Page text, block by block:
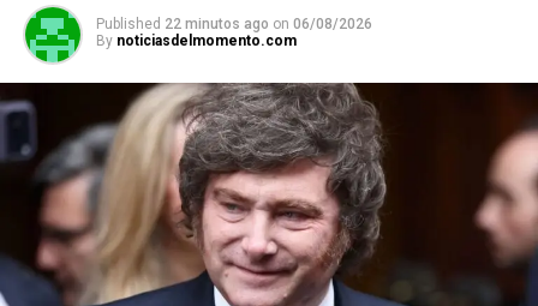
Published 22 minutos ago on 06/08/2026
By noticiasdelmomento.com